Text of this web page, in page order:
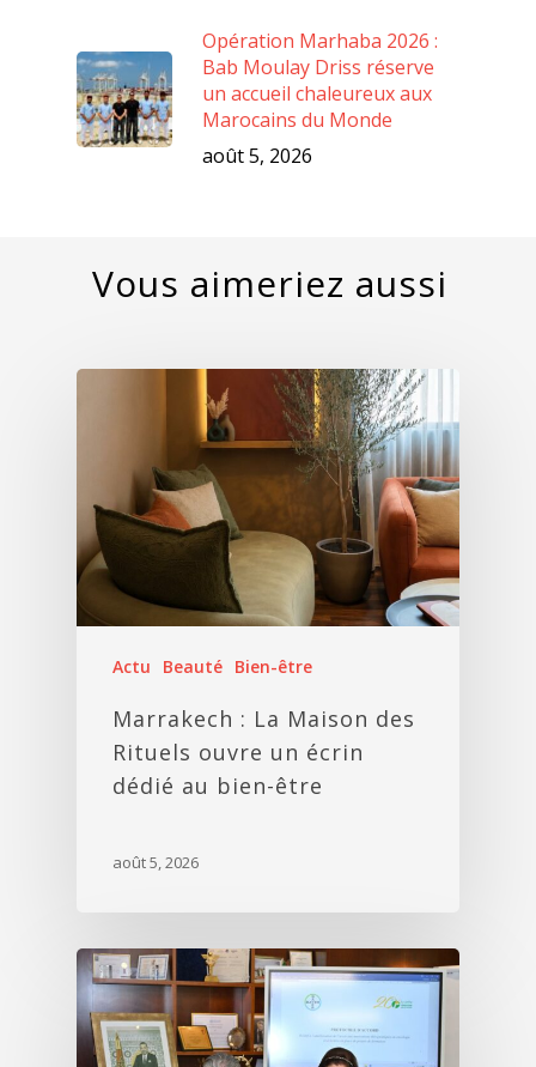
Opération Marhaba 2026 :
Bab Moulay Driss réserve
un accueil chaleureux aux
Marocains du Monde
août 5, 2026
Actu Beauté Bien-être
Marrakech : La Maison des
Rituels ouvre un écrin
dédié au bien-être
août 5, 2026